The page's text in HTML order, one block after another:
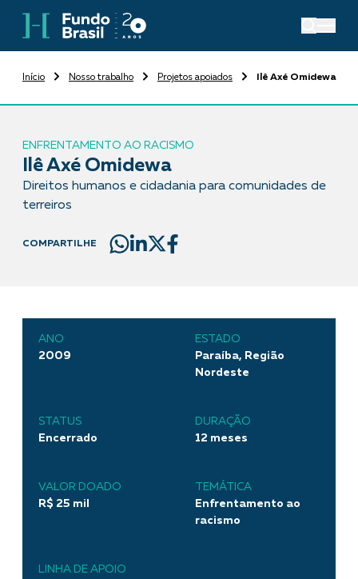
Início Nosso trabalho Projetos apoiados Ilê Axé Omidewa
ENFRENTAMENTO AO RACISMO
Ilê Axé Omidewa
Direitos humanos e cidadania para comunidades de
terreiros
COMPARTILHE
ANO
2009
ESTADO
Paraíba, Região
Nordeste
STATUS
Encerrado
DURAÇÃO
12 meses
VALOR DOADO
R$ 25 mil
TEMÁTICA
Enfrentamento ao
racismo
LINHA DE APOIO